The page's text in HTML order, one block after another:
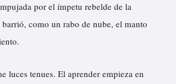
por el ímpetu rebelde de la
como un rabo de nube, el manto
luces tenues. El aprender empieza en